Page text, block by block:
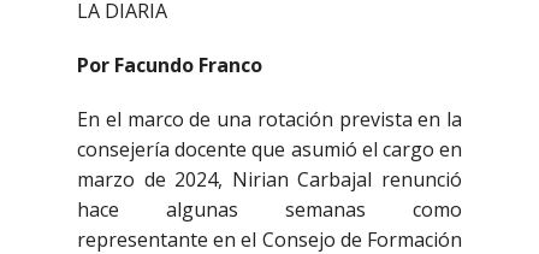
LA DIARIA
Por Facundo Franco
En el marco de una rotación prevista en la
consejería docente que asumió el cargo en
marzo de 2024, Nirian Carbajal renunció
hace algunas semanas como
representante en el Consejo de Formación